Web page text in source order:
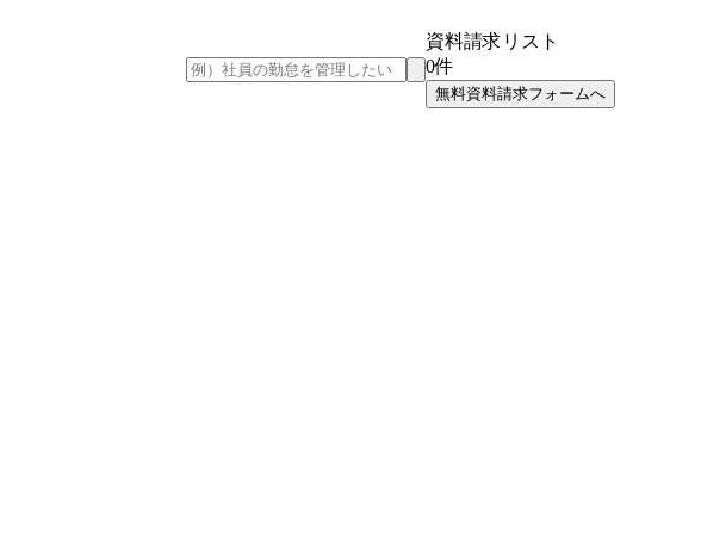
資料請求リスト
0件
無料資料請求フォームへ